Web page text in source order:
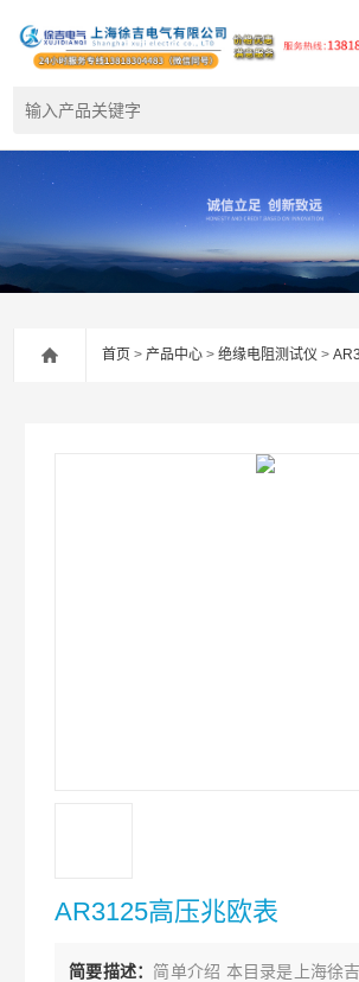
首页 >产品中心 >绝缘电阻测试仪 >
AR3125高压兆欧表
简要描述： 简单介绍 本目录是上海徐